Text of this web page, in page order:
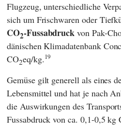
Flugzeug, unterschiedliche
sich um Frischwaren oder
CO2-Fussabdruck von Pak-
dänischen Klimadatenbank
CO2eq/kg.19
Gemüse gilt generell als eines
Lebensmittel und hat je nach
die Auswirkungen des
Fussabdruck von ca. 0,1-0,5 kg